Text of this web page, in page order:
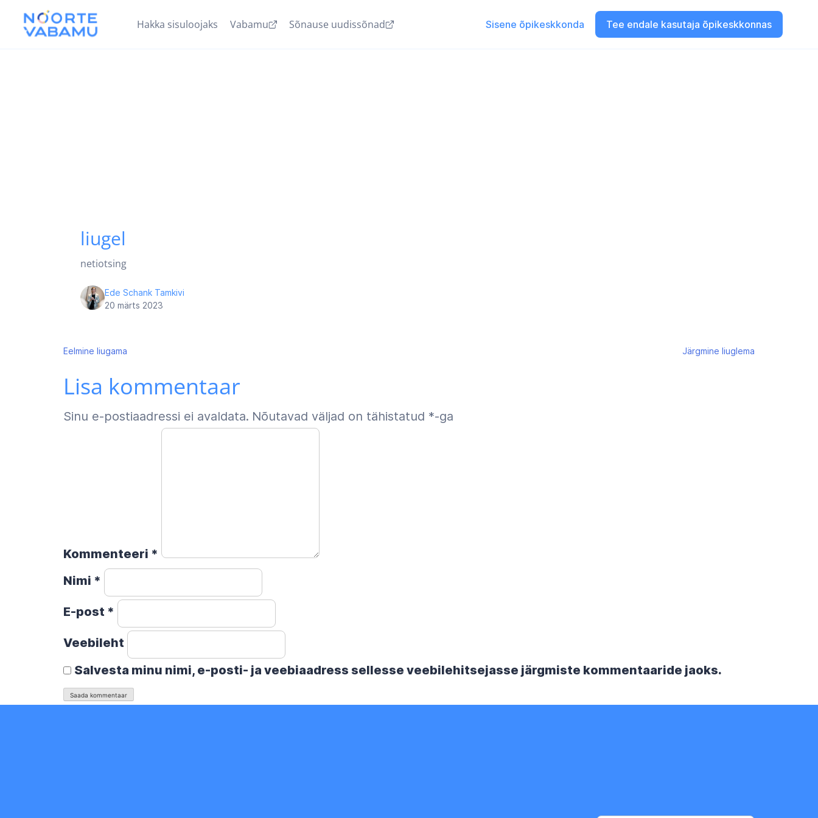
Hakka sisuloojaks Vabamu Sõnause uudissõnad Sisene õpikeskkonda Tee endale kasutaja õpikeskkonnas
liugel
netiotsing
Ede Schank Tamkivi
20 märts 2023
Navigeerimine
Eelmine liugama Järgmine liuglema
Lisa kommentaar
Sinu e-postiaadressi ei avaldata. Nõutavad väljad on tähistatud *-ga
Kommenteeri *
Nimi *
E-post *
Veebileht
Salvesta minu nimi, e-posti- ja veebiaadress sellesse veebilehitsejasse järgmiste kommentaaride jaoks.